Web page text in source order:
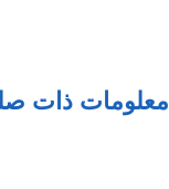
معلومات ذات